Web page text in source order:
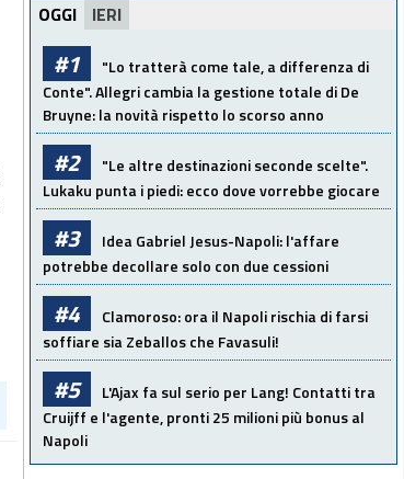
OGGI IERI
#1
"Lo tratterà come tale, a differenza di
Conte". Allegri cambia la gestione totale di De
Bruyne: la novità rispetto lo scorso anno
#2
"Le altre destinazioni seconde scelte".
Lukaku punta i piedi: ecco dove vorrebbe giocare
#3
Idea Gabriel Jesus-Napoli: l'affare
potrebbe decollare solo con due cessioni
#4
Clamoroso: ora il Napoli rischia di farsi
soffiare sia Zeballos che Favasuli!
#5
L'Ajax fa sul serio per Lang! Contatti tra
Cruijff e l'agente, pronti 25 milioni più bonus al
Napoli